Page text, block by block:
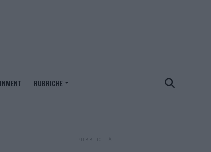
RUBRICHE
PUBBLICITÀ